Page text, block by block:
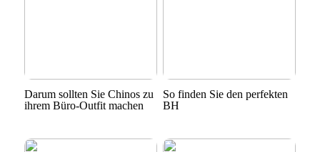
Darum sollten Sie Chinos zu
ihrem Büro-Outfit machen
So finden Sie den perfekten
BH